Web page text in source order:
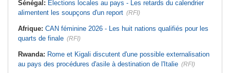
Sénégal: Élections locales au pays - Les retards du calendrier
alimentent les soupçons d'un report (RFI)
Afrique: CAN féminine 2026 - Les huit nations qualifiés pour les
quarts de finale (RFI)
Rwanda: Rome et Kigali discutent d'une possible externalisation
au pays des procédures d'asile à destination de l'Italie (RFI)